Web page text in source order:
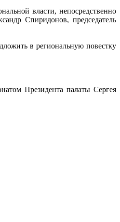
власти, непосредственно
Спиридонов, председатель
в региональную повестку
Президента палаты Сергея